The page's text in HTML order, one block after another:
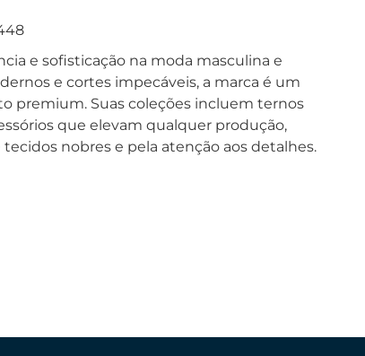
e sofisticação na moda masculina e
e cortes impecáveis, a marca é um
premium. Suas coleções incluem ternos
que elevam qualquer produção,
nobres e pela atenção aos detalhes.